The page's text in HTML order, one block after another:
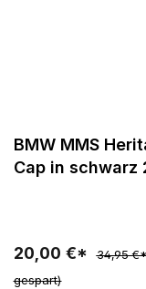
BMW MMS
Cap in schwarz
20,00 €* 34,95
gespart)